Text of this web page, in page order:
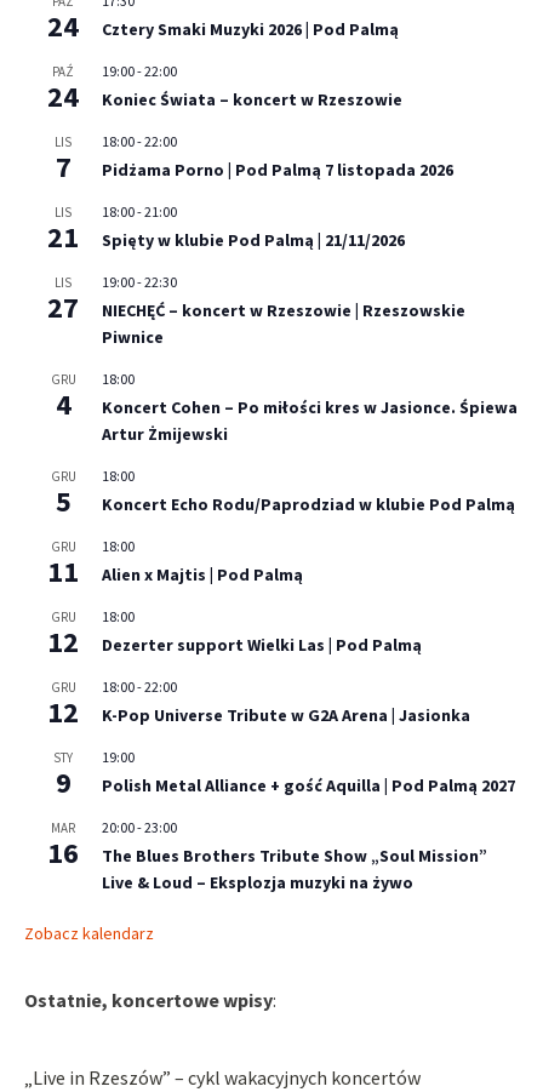
24 Cztery Smaki Muzyki 2026 | Pod Palmą
PAŹ
24
19:00-22:00
Koniec Świata – koncert w Rzeszowie
LIS
7
18:00-22:00
Pidżama Porno | Pod Palmą 7 listopada 2026
LIS
21
18:00-21:00
Spięty w klubie Pod Palmą | 21/11/2026
LIS
27
19:00-22:30
NIECHĘĆ – koncert w Rzeszowie | Rzeszowskie
Piwnice
GRU
4
18:00
Koncert Cohen – Po miłości kres w Jasionce. Śpiewa
Artur Żmijewski
GRU
5
18:00
Koncert Echo Rodu/Paprodziad w klubie Pod Palmą
GRU
11
18:00
Alien x Majtis | Pod Palmą
GRU
12
18:00
Dezerter support Wielki Las | Pod Palmą
GRU
12
18:00-22:00
K-Pop Universe Tribute w G2A Arena | Jasionka
STY
9
19:00
Polish Metal Alliance + gość Aquilla | Pod Palmą 2027
MAR
16
20:00-23:00
The Blues Brothers Tribute Show „Soul Mission”
Live & Loud – Eksplozja muzyki na żywo
Zobacz kalendarz
Ostatnie, koncertowe wpisy:
„Live in Rzeszów” – cykl wakacyjnych koncertów